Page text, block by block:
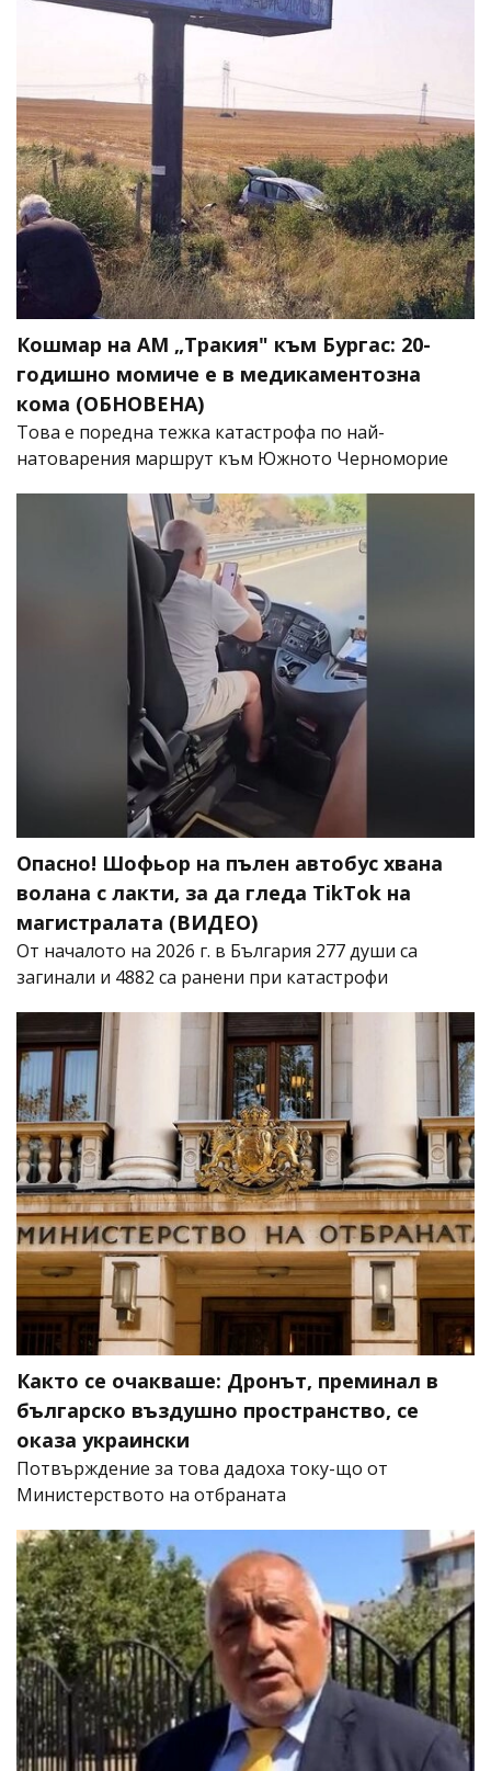
Кошмар на АМ „Тракия" към Бургас: 20-
годишно момиче е в медикаментозна
кома (ОБНОВЕНА)
Това е поредна тежка катастрофа по най-
натоварения маршрут към Южното Черноморие
Опасно! Шофьор на пълен автобус хвана
волана с лакти, за да гледа TikTok на
магистралата (ВИДЕО)
От началото на 2026 г. в България 277 души са
загинали и 4882 са ранени при катастрофи
Както се очакваше: Дронът, преминал в
българско въздушно пространство, се
оказа украински
Потвърждение за това дадоха току-що от
Министерството на отбраната